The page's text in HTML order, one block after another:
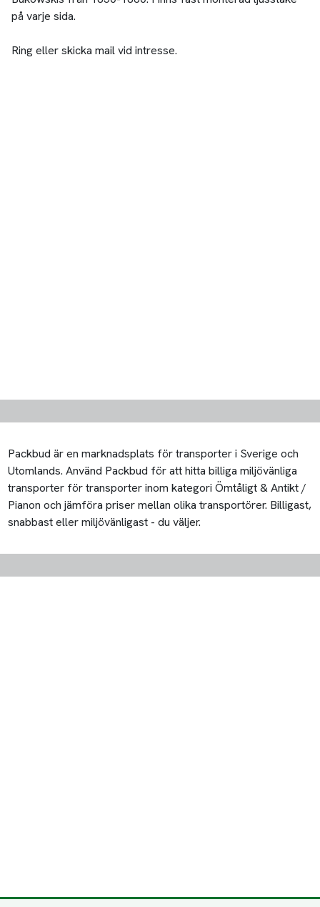
på varje sida.
Ring eller skicka mail vid intresse.
Packbud är en marknadsplats för transporter i Sverige och
Utomlands. Använd Packbud för att hitta billiga miljövänliga
transporter för transporter inom kategori Ömtåligt & Antikt /
Pianon och jämföra priser mellan olika transportörer. Billigast,
snabbast eller miljövänligast - du väljer.